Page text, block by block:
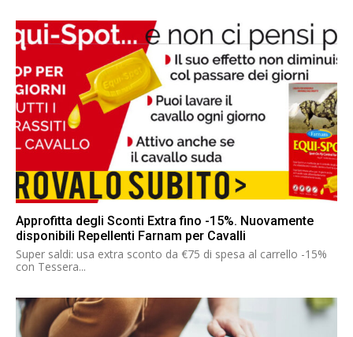
Approfitta degli Sconti Extra fino -15%. Nuovamente
disponibili Repellenti Farnam per Cavalli
Super saldi: usa extra sconto da €75 di spesa al carrello -15%
con Tessera...